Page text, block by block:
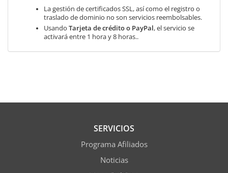
La gestión de certificados SSL, así como el registro o
traslado de dominio no son servicios reembolsables.
Usando Tarjeta de crédito o PayPal, el servicio se
activará entre 1 hora y 8 horas..
SERVICIOS
Programa Afiliados
Noticias